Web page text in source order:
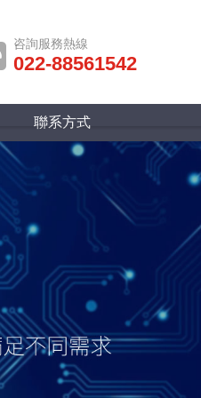
咨詢服務熱線
022-88561542
聯系方式